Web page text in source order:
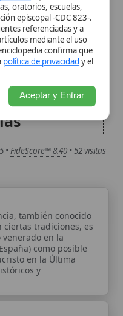
8.40• 52 visitas
también conocido
en la
como posible
y
a
y mártir que
de Diocleciano
por su
de las flores y
el Comité